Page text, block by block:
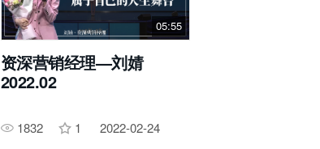
05:55
资深营销经理—刘婧
2022.02
1832 1 2022-02-24